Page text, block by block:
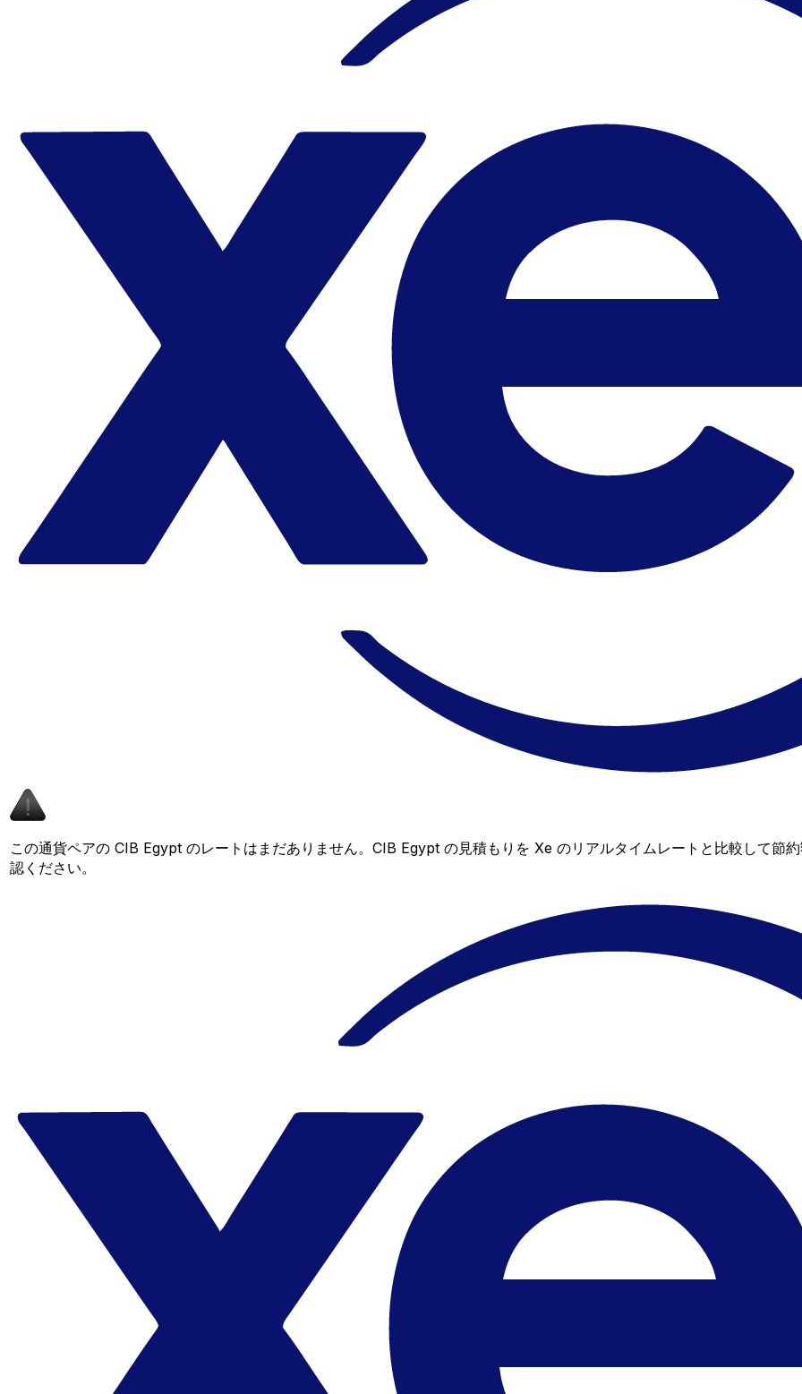
この通貨ペアの CIB Egypt のレートはまだありません。CIB Egypt の見積もりを Xe のリアルタイムレートと比較して節
認ください。